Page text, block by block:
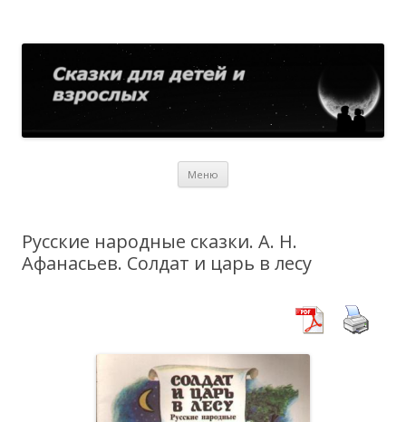
Меню
Русские народные сказки. А. Н.
Афанасьев. Солдат и царь в лесу